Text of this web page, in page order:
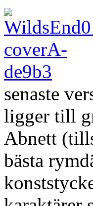
senaste
ligger till
Abnett
bästa